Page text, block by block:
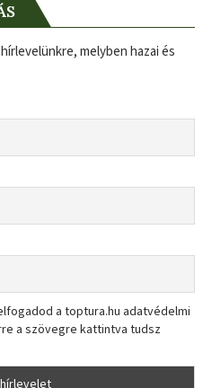
melyben hazai és
a toptura.hu adatvédelmi
a szövegre kattintva tudsz